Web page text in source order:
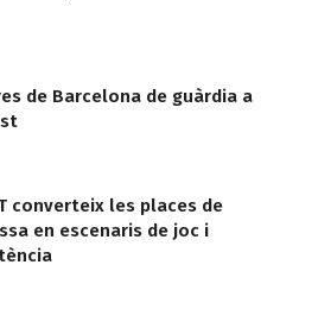
de Barcelona de guàrdia a
converteix les places de
en escenaris de joc i